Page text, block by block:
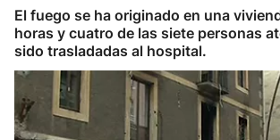
El fuego se ha originado en una
horas y cuatro de las siete personas
sido trasladadas al hospital.